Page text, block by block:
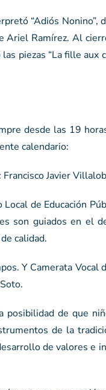
“Adiós Nonino”,
Ariel Ramírez. Al
piezas “La fille aux
desde las 19
calendario:
Javier
de Educación
son guiados en el
calidad.
Y Camerata Vocal
de que
de la
de valores e